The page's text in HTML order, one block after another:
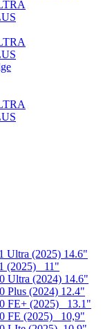
Ultra (2025) 14.6"
(2025) _11"
Ultra (2024) 14.6"
Plus (2024) 12.4"
FE+ (2025)_ 13.1"
FE (2025)_ 10,9"